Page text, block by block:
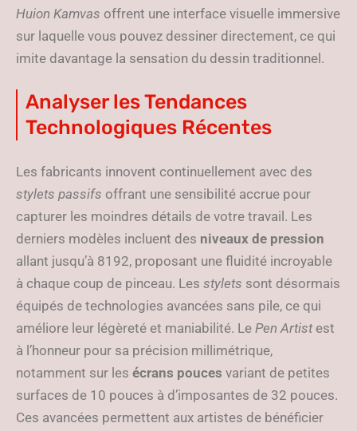
Huion Kamvas offrent une interface visuelle immersive
sur laquelle vous pouvez dessiner directement, ce qui
imite davantage la sensation du dessin traditionnel.
Analyser les Tendances
Technologiques Récentes
Les fabricants innovent continuellement avec des
stylets passifs offrant une sensibilité accrue pour
capturer les moindres détails de votre travail. Les
derniers modèles incluent des niveaux de pression
allant jusqu’à 8192, proposant une fluidité incroyable
à chaque coup de pinceau. Les stylets sont désormais
équipés de technologies avancées sans pile, ce qui
améliore leur légèreté et maniabilité. Le Pen Artistest
à l’honneur pour sa précision millimétrique,
notamment sur les écrans pouces variant de petites
surfaces de 10 pouces à d’imposantes de 32 pouces.
Ces avancées permettent aux artistes de bénéficier